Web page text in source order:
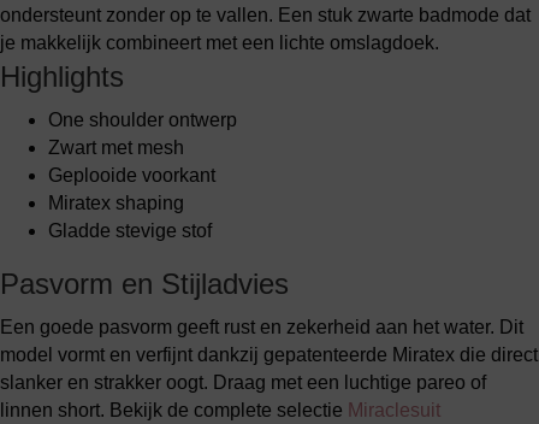
ondersteunt zonder op te vallen. Een stuk zwarte badmode dat
je makkelijk combineert met een lichte omslagdoek.
Highlights
One shoulder ontwerp
Zwart met mesh
Geplooide voorkant
Miratex shaping
Gladde stevige stof
Pasvorm en Stijladvies
Een goede pasvorm geeft rust en zekerheid aan het water. Dit
model vormt en verfijnt dankzij gepatenteerde Miratex die direct
slanker en strakker oogt. Draag met een luchtige pareo of
linnen short. Bekijk de complete selectie Miraclesuit